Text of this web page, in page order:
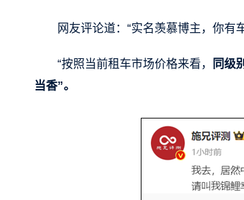
网友评论道：“实名羡慕博主，你有
“按照当前租车市场价格来看，
同级
当香”。